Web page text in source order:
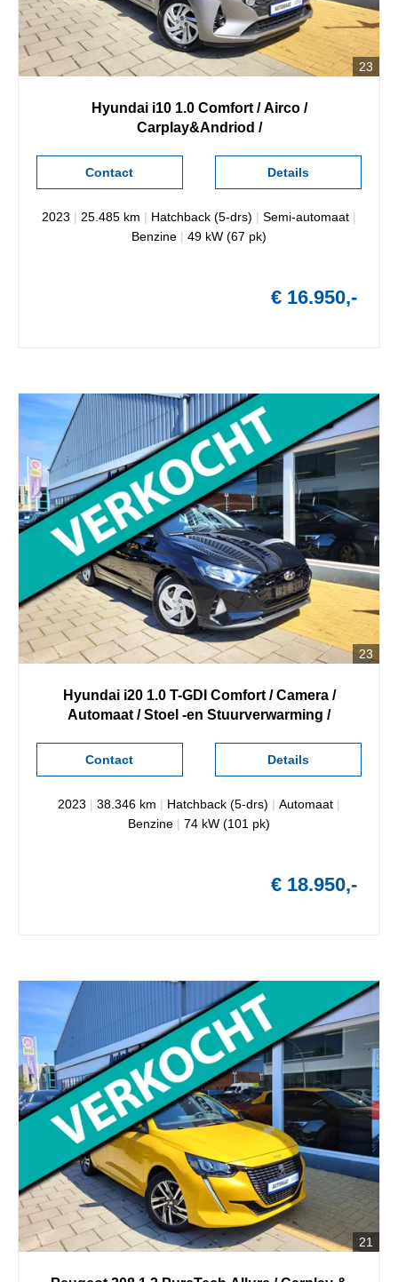
23
Hyundai i10 1.0 Comfort / Airco /
Carplay&Andriod /
Details
Contact
2023 | 25.485 km | Hatchback (5-drs) | Semi-automaat |
Benzine | 49 kW (67 pk)
€ 16.950,-
23
Hyundai i20 1.0 T-GDI Comfort / Camera /
Automaat / Stoel -en Stuurverwarming /
Details
Contact
2023 | 38.346 km | Hatchback (5-drs) | Automaat |
Benzine | 74 kW (101 pk)
€ 18.950,-
21